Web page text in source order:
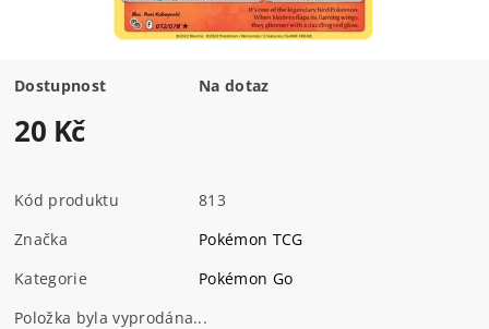
Dostupnost Na dotaz
20 Kč
Kód produktu
813
Značka
Pokémon TCG
Kategorie
Pokémon Go
Položka byla vyprodána...